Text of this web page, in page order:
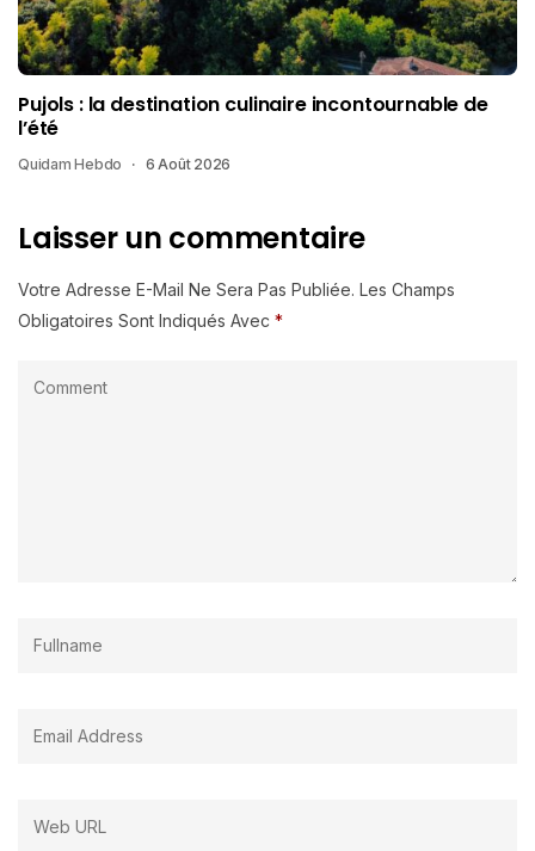
Pujols : la destination culinaire incontournable de
l’été
Quidam Hebdo 6 Août 2026
Laisser un commentaire
Votre Adresse E-Mail Ne Sera Pas Publiée. Les Champs
Obligatoires Sont Indiqués Avec *